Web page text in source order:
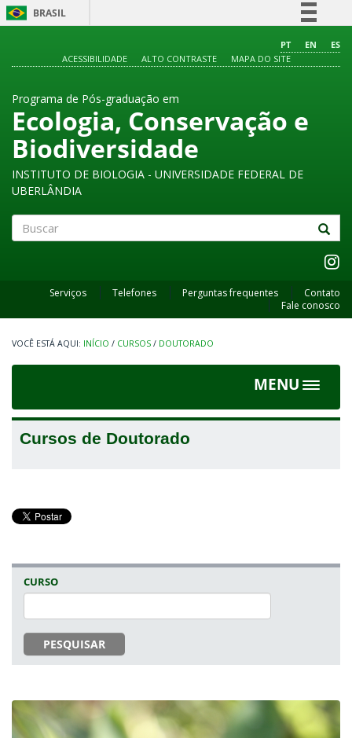
BRASIL
Comunica BR
Acesso à informação
Legislação
PT EN
ES
ACESSIBILIDADE
ALTO CONTRASTE MAPA DO SITE
Programa de Pós-graduação em
Ecologia, Conservação e
Biodiversidade
INSTITUTO DE BIOLOGIA - UNIVERSIDADE FEDERAL DE
UBERLÂNDIA
Serviços Telefones Perguntas frequentes
Contato
Fale conosco
INÍCIO / CURSOS / DOUTORADO
MENU
Toggle
Cursos de Doutorado
CURSO
PESQUISAR